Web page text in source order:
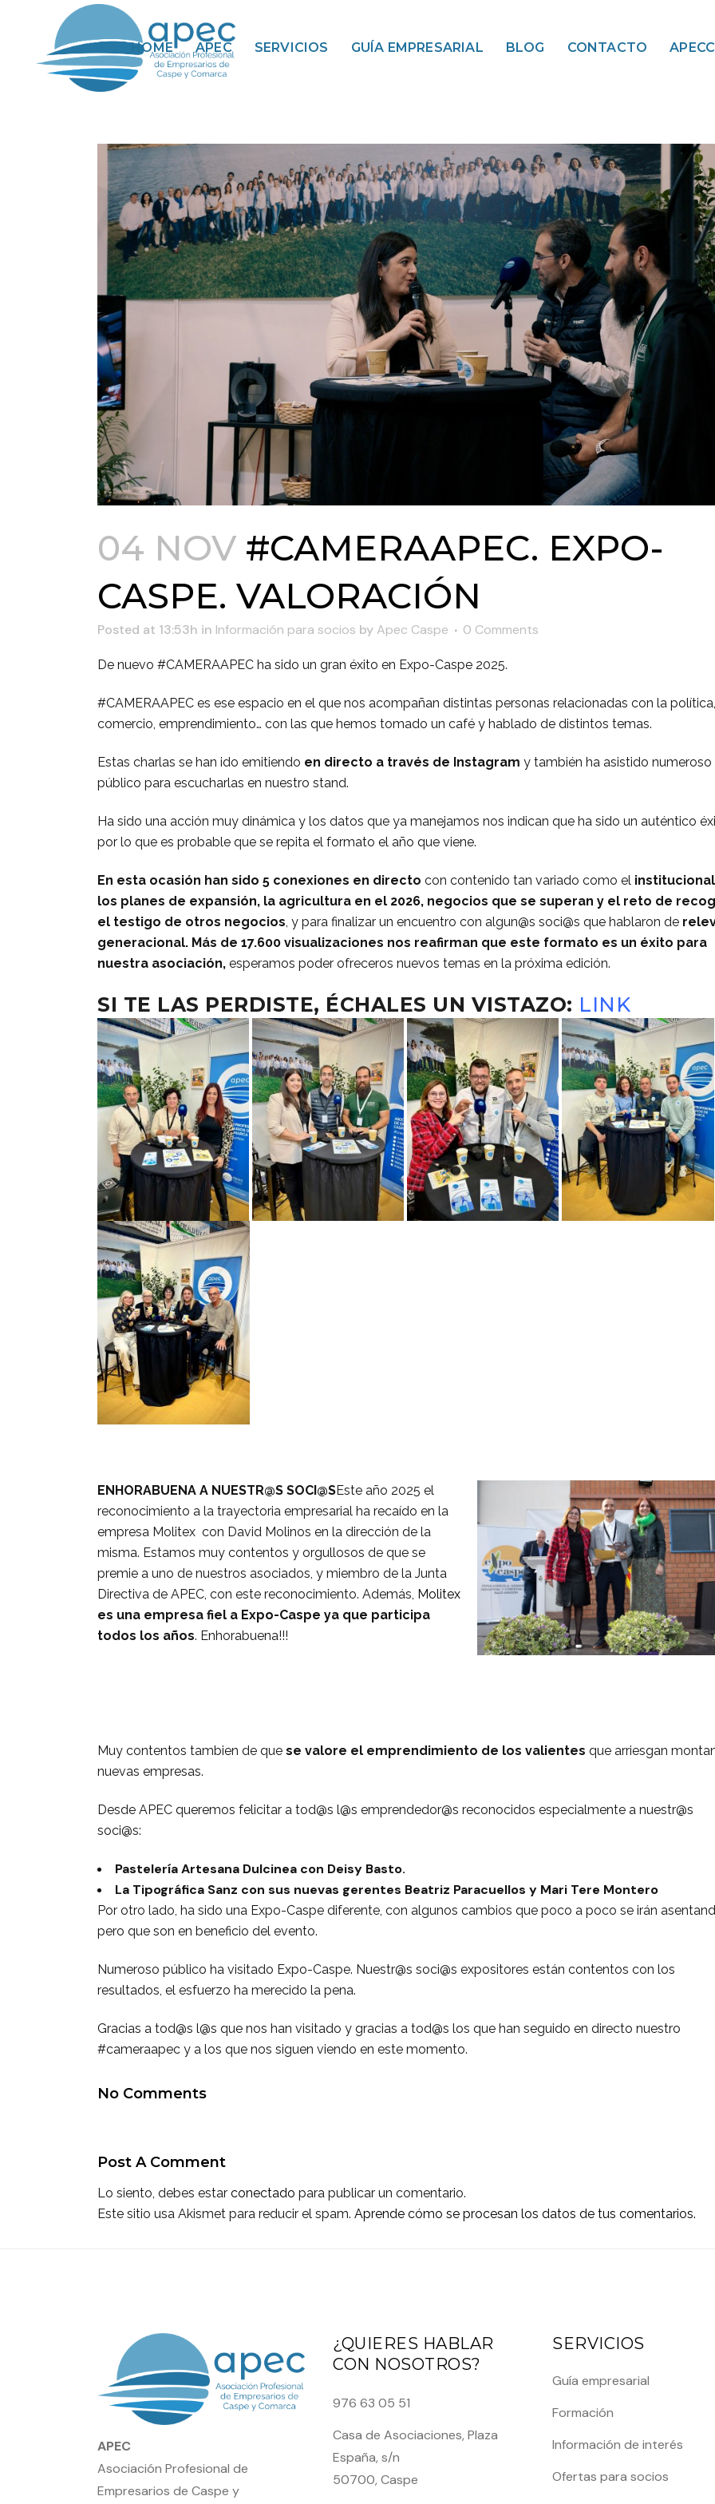
HOME APEC SERVICIOS GUÍA EMPRESARIAL BLOG CONTACTO
04 NOV #CAMERAAPEC. EXPO-
CASPE. VALORACIÓN
Posted at 13:53h in Información para socios by Apec Caspe 0 Comments
De nuevo #CAMERAAPEC ha sido un gran éxito en Expo-Caspe 2025.
#CAMERAAPEC es ese espacio en el que nos acompañan distintas personas relacionadas con la política,
comercio, emprendimiento… con las que hemos tomado un café y hablado de distintos temas.
Estas charlas se han ido emitiendo en directo a través de Instagram y también ha asistido numeroso
público para escucharlas en nuestro stand.
Ha sido una acción muy dinámica y los datos que ya manejamos nos indican que ha sido un auténtico
por lo que es probable que se repita el formato el año que viene.
En esta ocasión han sido 5 conexiones en directo con contenido tan variado como el
los planes de expansión, la agricultura en el 2026, negocios que se superan y el reto de
el testigo de otros negocios , y para finalizar un encuentro con algun@s soci@s que hablaron de
generacional. Más de 17.600 visualizaciones nos reafirman que este formato es un éxito para
nuestra asociación, esperamos poder ofreceros nuevos temas en la próxima edición.
SI TE LAS PERDISTE, ÉCHALES UN VISTAZO: LINK
ENHORABUENA A NUESTR@S SOCI@SEste año 2025 el
reconocimiento a la trayectoria empresarial ha recaído en la
empresa Molitex con David Molinos en la dirección de la
misma. Estamos muy contentos y orgullosos de que se
premie a uno de nuestros asociados, y miembro de la Junta
Directiva de APEC, con este reconocimiento. Además, Molitex
es una empresa fiel a Expo-Caspe ya que participa
todos los años. Enhorabuena!!!
Muy contentos tambien de que se valore el emprendimiento de los valientes que arriesgan
nuevas empresas.
Desde APEC queremos felicitar a tod@s l@s emprendedor@s reconocidos especialmente a nuestr@s
soci@s:
Pastelería Artesana Dulcinea con Deisy Basto.
La Tipográfica Sanz con sus nuevas gerentes Beatriz Paracuellos y Mari Tere Montero
Por otro lado, ha sido una Expo-Caspe diferente, con algunos cambios que poco a poco se irán
pero que son en beneficio del evento.
Numeroso público ha visitado Expo-Caspe. Nuestr@s soci@s expositores están contentos con los
resultados, el esfuerzo ha merecido la pena.
Gracias a tod@s l@s que nos han visitado y gracias a tod@s los que han seguido en directo nuestro
#cameraapec y a los que nos siguen viendo en este momento.
No Comments
Post A Comment
Lo siento, debes estar conectado para publicar un comentario.
Este sitio usa Akismet para reducir el spam. Aprende cómo se procesan los datos de tus comentarios.
APEC
Asociación Profesional de
Empresarios de Caspe y
¿QUIERES HABLAR
CON NOSOTROS?
976 63 05 51
Casa de Asociaciones, Plaza
España, s/n
50700, Caspe
SERVICIOS
Guía empresarial
Formación
Información de interés
Ofertas para socios